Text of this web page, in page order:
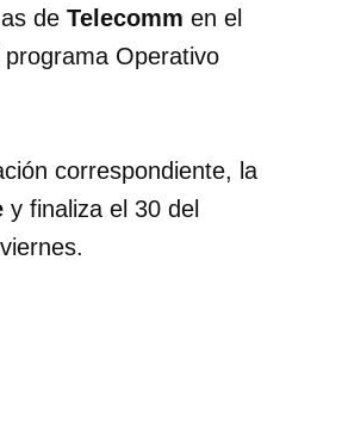
de Telecomm en el
Operativo
correspondiente, la
y finaliza el 30 del